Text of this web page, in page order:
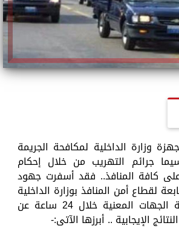
وزارة الداخلية لمكافحة الجريمة
جرائم التهريب من خلال إحكام
على كافة المنافذ.. فقد أسفرت جهود
لقطاع أمن المنافذ بوزارة الداخلية
بالتنسيق مع كافة الجهات المعنية خلال 24 ساعة عن
الإيجابية .. أبرزها الآتى:-